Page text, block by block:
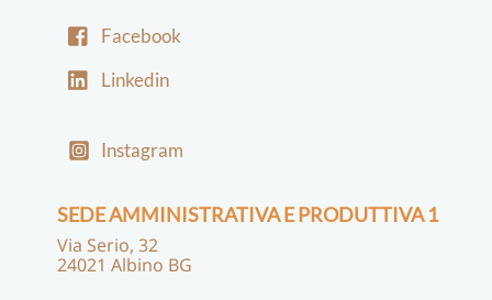
Facebook
Linkedin
Instagram
SEDE AMMINISTRATIVA E PRODUTTIVA 1
Via Serio, 32
24021 Albino BG